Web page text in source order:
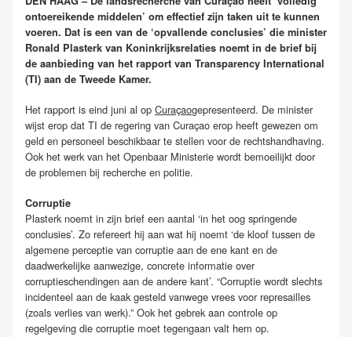
ontoereikende middelen’ om effectief zijn taken uit te kunnen
voeren. Dat is een van de ‘opvallende conclusies’ die minister
Ronald Plasterk van Koninkrijksrelaties noemt in de brief bij
de aanbieding van het rapport van Transparency International
(TI) aan de Tweede Kamer.
Het rapport is eind juni al op Curaçaogepresenteerd. De minister
wijst erop dat TI de regering van Curaçao erop heeft gewezen om
geld en personeel beschikbaar te stellen voor de rechtshandhaving.
Ook het werk van het Openbaar Ministerie wordt bemoeilijkt door
de problemen bij recherche en politie.
Corruptie
Plasterk noemt in zijn brief een aantal ‘in het oog springende
conclusies’. Zo refereert hij aan wat hij noemt ‘de kloof tussen de
algemene perceptie van corruptie aan de ene kant en de
daadwerkelijke aanwezige, concrete informatie over
corruptieschendingen aan de andere kant’. “Corruptie wordt slechts
incidenteel aan de kaak gesteld vanwege vrees voor represailles
(zoals verlies van werk).” Ook het gebrek aan controle op
regelgeving die corruptie moet tegengaan valt hem op.